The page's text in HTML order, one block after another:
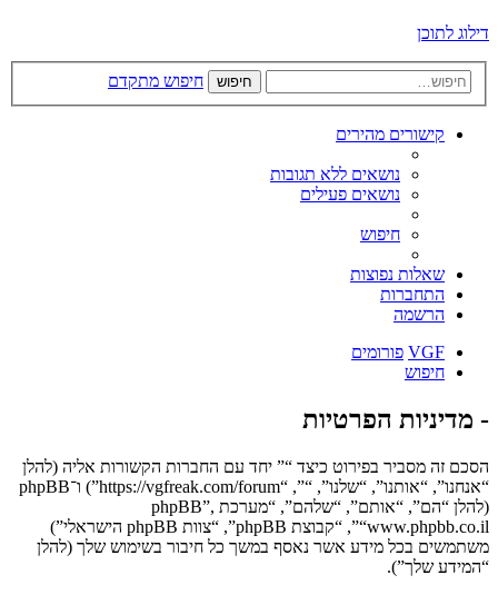
דילוג לתוכן
חיפוש חיפוש מתקדם
קישורים מהירים
נושאים ללא תגובות
נושאים פעילים
חיפוש
שאלות נפוצות
התחברות
הרשמה
VGF פורומים
חיפוש
- מדיניות הפרטיות
הסכם זה מסביר בפירוט כיצד “” יחד עם החברות הקשורות אליה (להלן
“אנחנו”, “אותנו”, “שלנו”, “”, “https://vgfreak.com/forum”) ו־phpBB
(להלן “הם”, “אותם”, “שלהם”, “מערכת phpBB”,
“www.phpbb.co.il”, “קבוצת phpBB”, “צוות phpBB הישראלי”)
משתמשים בכל מידע אשר נאסף במשך כל חיבור בשימוש שלך (להלן
“המידע שלך”).